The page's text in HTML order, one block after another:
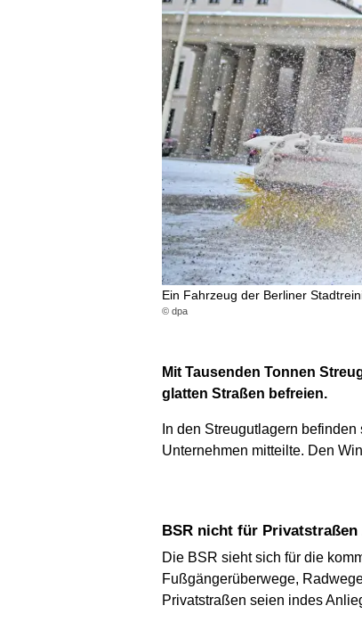
Ein Fahrzeug der Berliner
© dpa
Mit Tausenden Tonnen
glatten Straßen befreien.
In den Streugutlagern
Unternehmen mitteilte. Den
BSR nicht für
Die BSR sieht sich für die
Fußgängerüberwege,
Privatstraßen seien indes